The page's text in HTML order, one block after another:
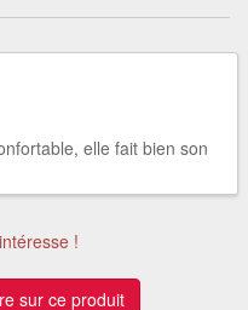
elle fait bien son
!
sur ce produit